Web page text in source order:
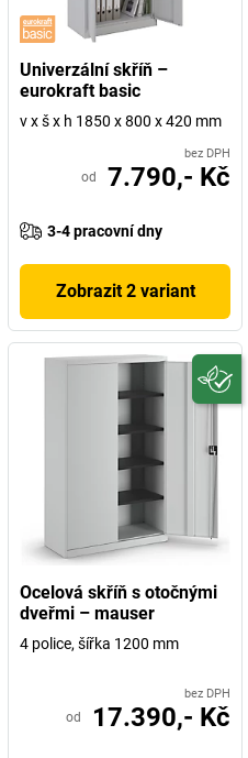
Univerzální skříň –
eurokraft basic
v x š x h 1850 x 800 x 420 mm
bez DPH
od 7.790,- Kč
3-4 pracovní dny
Zobrazit 2 variant
Ocelová skříň s otočnými
dveřmi – mauser
4 police, šířka 1200 mm
bez DPH
od 17.390,- Kč